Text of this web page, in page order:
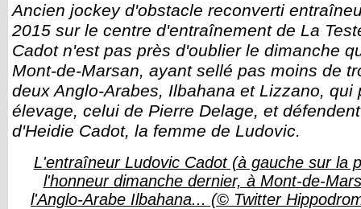
Ancien jockey d'obstacle reconverti
2015 sur le centre d'entraînement de La
Cadot n'est pas près d'oublier le dimanche
Mont-de-Marsan, ayant sellé pas moins de
deux Anglo-Arabes, Ilbahana et Lizzano, qui
élevage, celui de Pierre Delage, et
d'Heidie Cadot, la femme de Ludovic.
L'entraîneur Ludovic Cadot (à gauche sur la
l'honneur dimanche dernier, à Mont-de-
l'Anglo-Arabe Ilbahana... (© Twitter